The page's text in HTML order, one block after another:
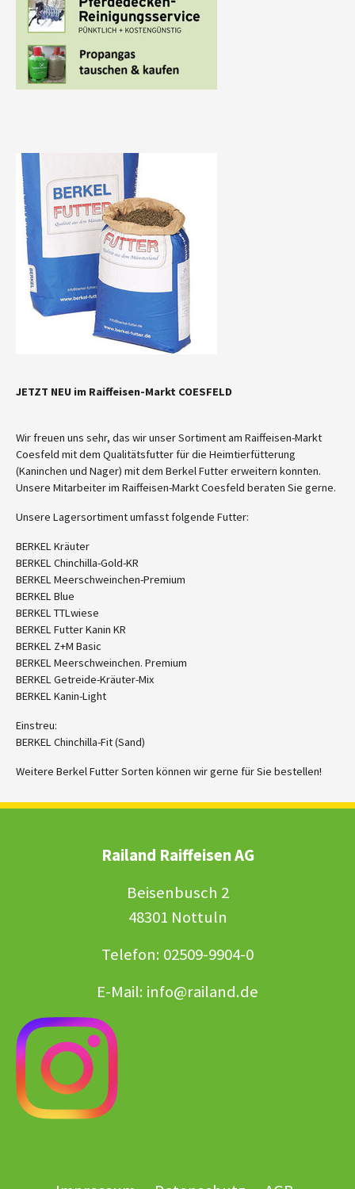
JETZT NEU im Raiffeisen-Markt COESFELD
Wir freuen uns sehr, das wir unser Sortiment am Raiffeisen-Markt
Coesfeld mit dem Qualitätsfutter für die Heimtierfütterung
(Kaninchen und Nager) mit dem Berkel Futter erweitern konnten.
Unsere Mitarbeiter im Raiffeisen-Markt Coesfeld beraten Sie gerne.
Unsere Lagersortiment umfasst folgende Futter:
BERKEL Kräuter
BERKEL Chinchilla-Gold-KR
BERKEL Meerschweinchen-Premium
BERKEL Blue
BERKEL TTLwiese
BERKEL Futter Kanin KR
BERKEL Z+M Basic
BERKEL Meerschweinchen. Premium
BERKEL Getreide-Kräuter-Mix
BERKEL Kanin-Light
Einstreu:
BERKEL Chinchilla-Fit (Sand)
Weitere Berkel Futter Sorten können wir gerne für Sie bestellen!
Railand Raiffeisen AG
Beisenbusch 2
48301 Nottuln
Telefon: 02509-9904-0
E-Mail: info@railand.de